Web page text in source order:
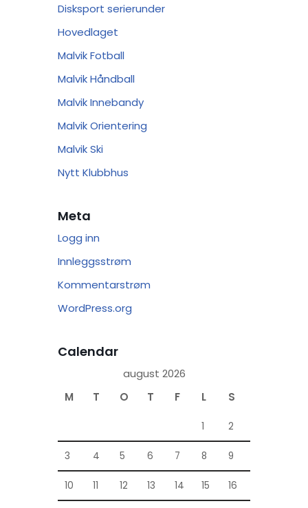
Disksport serierunder
Hovedlaget
Malvik Fotball
Malvik Håndball
Malvik Innebandy
Malvik Orientering
Malvik Ski
Nytt Klubbhus
Meta
Logg inn
Innleggsstrøm
Kommentarstrøm
WordPress.org
Calendar
august 2026
M
T O T F L S
1 2
3 4 5 6 7 8 9
10 11 12 13 14 15 16